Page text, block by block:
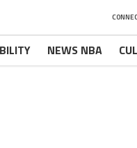
NEWS NBA